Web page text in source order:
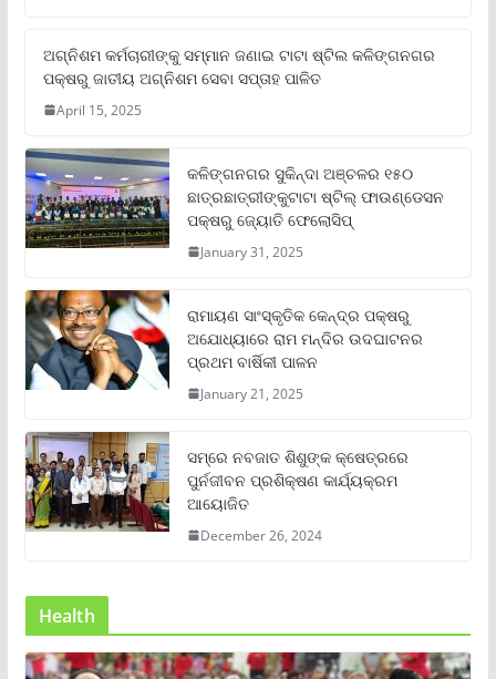
ଅଗ୍ନିଶମ କର୍ମଚାରୀଙ୍କୁ ସମ୍ମାନ ଜଣାଇ ଟାଟା ଷ୍ଟିଲ କଳିଙ୍ଗନଗର
ପକ୍ଷରୁ ଜାତୀୟ ଅଗ୍ନିଶମ ସେବା ସପ୍ତାହ ପାଳିତ
April 15, 2025
କଳିଙ୍ଗନଗର ସୁକିନ୍ଦା ଅଞ୍ଚଳର ୧୫୦
ଛାତ୍ରଛାତ୍ରୀଙ୍କୁଟାଟା ଷ୍ଟିଲ୍ ଫାଉଣ୍ଡେସନ
ପକ୍ଷରୁ ଜ୍ୟୋତି ଫେଲୋସିପ୍‌
January 31, 2025
ରାମାୟଣ ସାଂସ୍କୃତିକ କେନ୍ଦ୍ର ପକ୍ଷରୁ
ଅଯୋଧ୍ୟାରେ ରାମ ମନ୍ଦିର ଉଦଘାଟନର
ପ୍ରଥମ ବାର୍ଷିକୀ ପାଳନ
January 21, 2025
ସମ୍‌ରେ ନବଜାତ ଶିଶୁଙ୍କ କ୍ଷେତ୍ରରେ
ପୁର୍ନଜୀବନ ପ୍ରଶିକ୍ଷଣ କାର୍ଯ୍ୟକ୍ରମ
ଆୟୋଜିତ
December 26, 2024
Health